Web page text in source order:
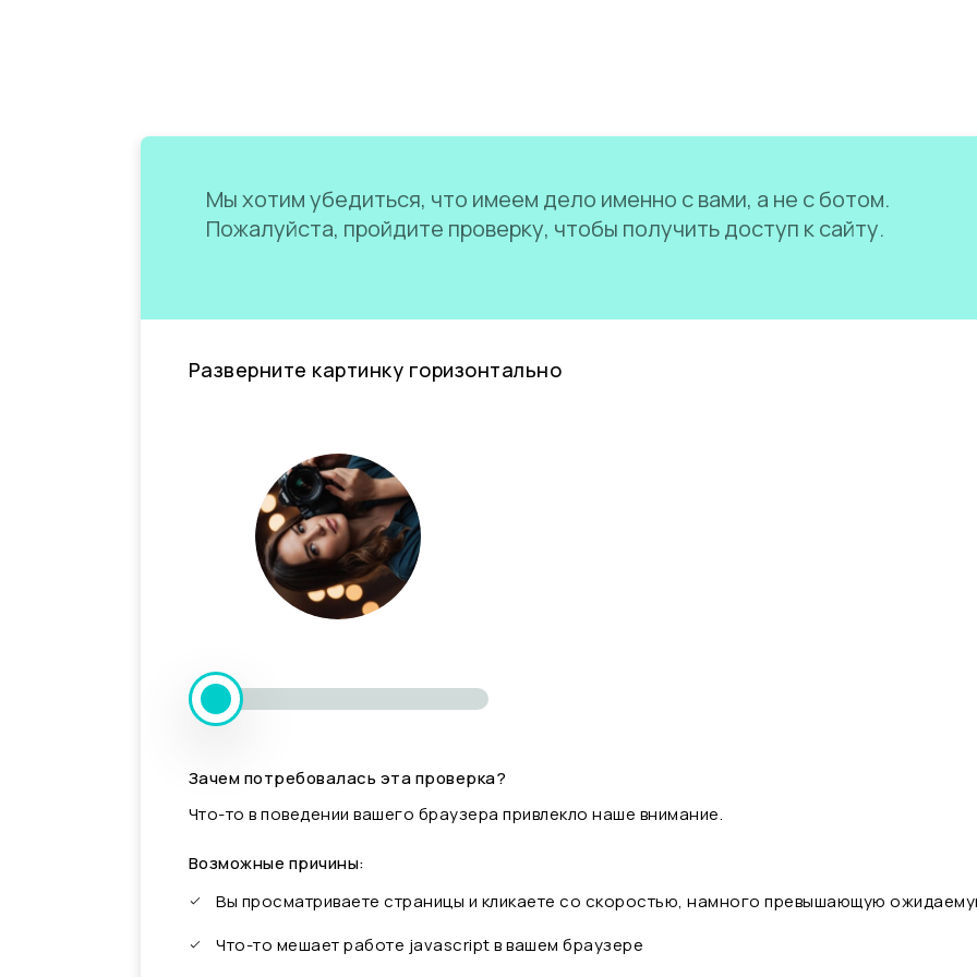
Мы хотим убедиться, что имеем дело именно с вами, а не с ботом.
Пожалуйста, пройдите проверку, чтобы получить доступ к сайту.
Разверните картинку горизонтально
Зачем потребовалась эта проверка?
Что-то в поведении вашего браузера привлекло наше внимание.
Возможные причины:
Вы просматриваете страницы и кликаете со скоростью, намного превышающую
Что-то мешает работе javascript в вашем браузере